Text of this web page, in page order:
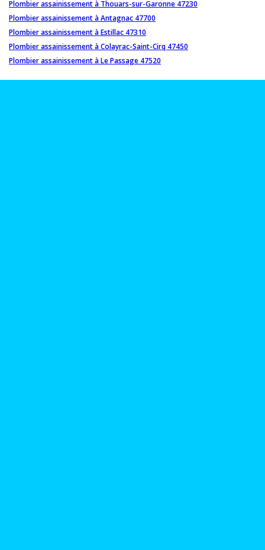
Plombier assainissement à Thouars-sur-Garonne 47230
Plombier assainissement à Antagnac 47700
Plombier assainissement à Estillac 47310
Plombier assainissement à Colayrac-Saint-Cirq 47450
Plombier assainissement à Le Passage 47520